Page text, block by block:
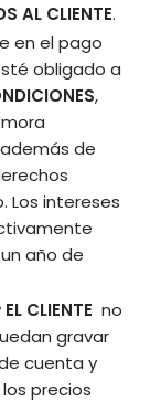
AL CLIENTE.
en el pago
obligado a
,
de
Los intereses
año de
EL CLIENTE no
gravar
cuenta y
precios